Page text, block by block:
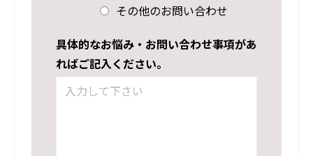
その他のお問い合わせ
具体的なお悩み・お問い合わせ事項があ
ればご記入ください。